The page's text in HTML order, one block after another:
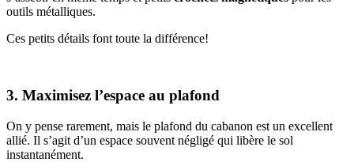
outils métalliques.
Ces petits détails font toute la différence!
3. Maximisez l’espace au plafond
On y pense rarement, mais le plafond du cabanon est un excellent
allié. Il s’agit d’un espace souvent négligé qui libère le sol
instantanément.